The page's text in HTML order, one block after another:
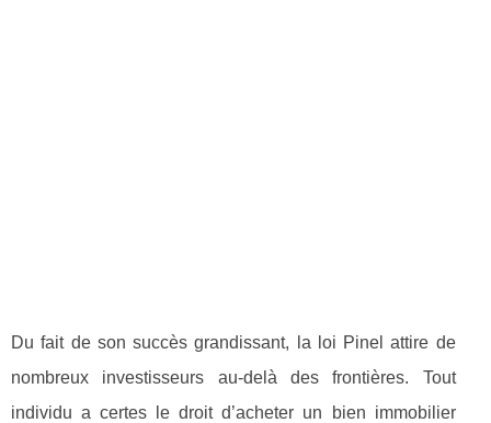
Du fait de son succès grandissant, la loi Pinel attire de
nombreux investisseurs au-delà des frontières. Tout
individu a certes le droit d’acheter un bien immobilier